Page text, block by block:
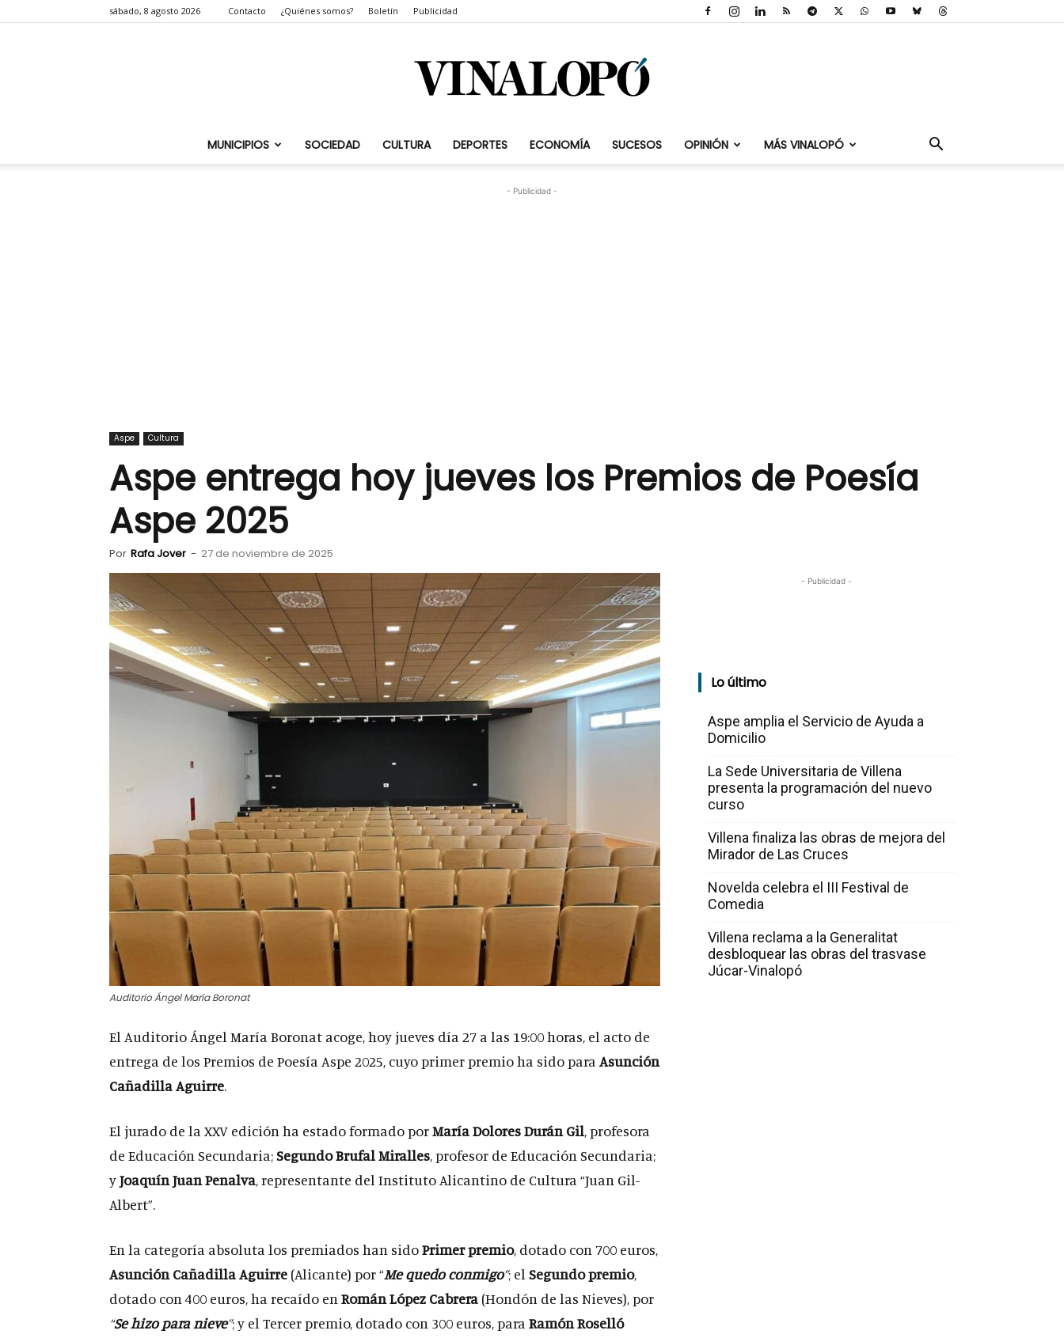
sábado, 8 agosto 2026 Contacto ¿Quiénes somos? Boletín Publicidad
Vinalopó.com
MUNICIPIOS SOCIEDAD CULTURA DEPORTES ECONOMÍA SUCESOS OPINIÓN MÁS VINALOPÓ
- Publicidad -
Aspe Cultura
Aspe entrega hoy jueves los Premios de Poesía
Aspe 2025
Por Rafa Jover - 27 de noviembre de 2025
Auditorio Ángel María Boronat
El Auditorio Ángel María Boronat acoge, hoy jueves día 27 a las 19:00 horas, el acto de
entrega de los Premios de Poesía Aspe 2025, cuyo primer premio ha sido para Asunción
Cañadilla Aguirre.
El jurado de la XXV edición ha estado formado porMaría Dolores Durán Gil, profesora
de Educación Secundaria;Segundo Brufal Miralles, profesor de Educación Secundaria;
yJoaquín Juan Penalva, representante del Instituto Alicantino de Cultura “Juan Gil-
Albert”.
En la categoría absoluta los premiados han sidoPrimer premio, dotado con 700 euros,
Asunción Cañadilla Aguirre (Alicante) por “Me quedo conmigo”; el Segundo premio,
dotado con 400 euros, ha recaído en Román López Cabrera (Hondón de las Nieves), por
“Se hizo para nieve”; y el Tercer premio, dotado con 300 euros, para Ramón Roselló
- Publicidad -
Lo último
Aspe amplia el Servicio de Ayuda a
Domicilio
La Sede Universitaria de Villena
presenta la programación del nuevo
curso
Villena finaliza las obras de mejora del
Mirador de Las Cruces
Novelda celebra el III Festival de
Comedia
Villena reclama a la Generalitat
desbloquear las obras del trasvase
Júcar-Vinalopó